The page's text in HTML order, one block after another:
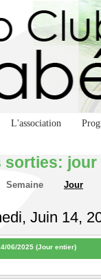
L'association
sorties: jour
Semaine Jour
Juin 14,
06/2025 (Jour entier)